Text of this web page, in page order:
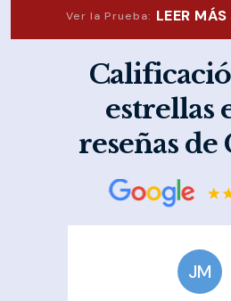
Ver la Prueba: LEER
estrellas
reseñas de
JM